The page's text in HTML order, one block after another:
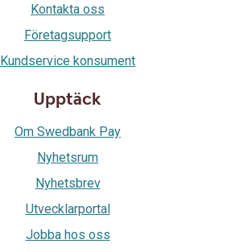
Kontakta oss
Företagsupport
Kundservice konsument
Upptäck
Om Swedbank Pay
Nyhetsrum
Nyhetsbrev
Utvecklarportal
Jobba hos oss